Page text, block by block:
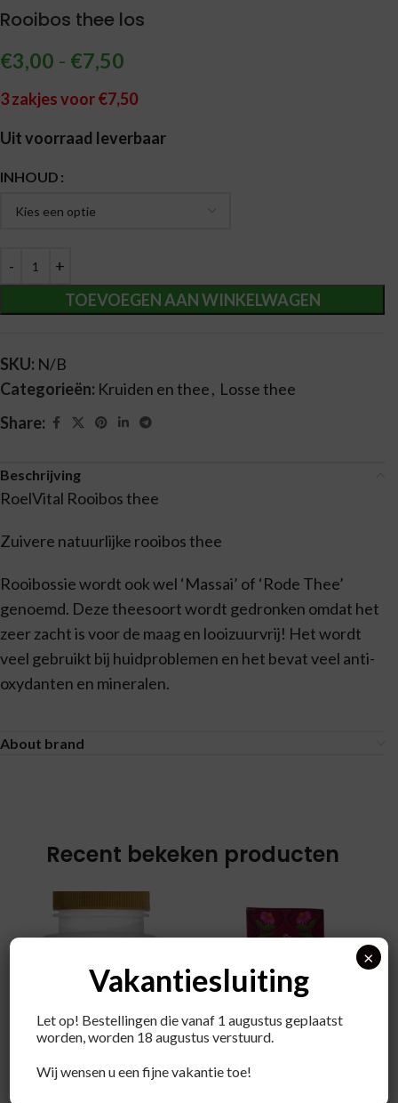
Rooibos thee los
€3,00 - €7,50
3 zakjes voor €7,50
Uit voorraad leverbaar
INHOUD
TOEVOEGEN AAN WINKELWAGEN
Alternative:
SKU: N/B
Categorieën: Kruiden en thee, Losse thee
Share:
Beschrijving
RoelVital Rooibos thee
Zuivere natuurlijke rooibos thee
Rooibossie wordt ook wel ‘Massai’ of ‘Rode Thee’
genoemd. Deze theesoort wordt gedronken omdat het
zeer zacht is voor de maag en looizuurvrij! Het wordt
veel gebruikt bij huidproblemen en het bevat veel anti-
oxydanten en mineralen.
About brand
Recent bekeken producten
Pukka Elderberry &
Vakantiesluiting
Let op! Bestellingen die vanaf 1 augustus geplaatst
worden, worden 18 augustus verstuurd.
Wij wensen u een fijne vakantie toe!
×